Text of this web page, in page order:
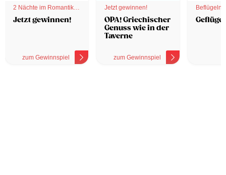
2 Nächte im Romantik
Hotel
Jetzt gewinnen!
zum Gewinnspiel
Jetzt gewinnen!
OPA! Griechischer
Genuss wie in der
Taverne
zum Gewinnspiel